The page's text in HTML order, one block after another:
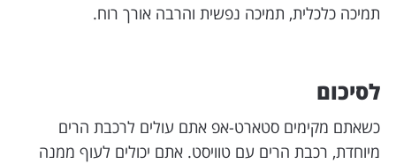
תמיכה כלכלית, תמיכה נפשית והרבה אורך רוח.
לסיכום
כשאתם מקימים סטארט-אפ אתם עולים לרכבת הרים
מיוחדת, רכבת הרים עם טוויסט. אתם יכולים לעוף ממנה